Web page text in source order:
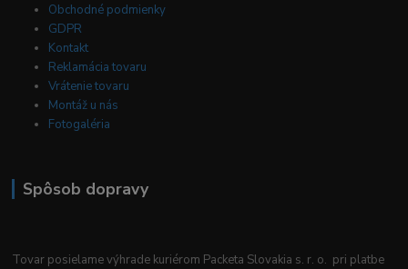
Obchodné podmienky
GDPR
Kontakt
Reklamácia tovaru
Vrátenie tovaru
Montáž u nás
Fotogaléria
Spôsob dopravy
Tovar posielame výhrade kuriérom Packeta Slovakia s. r. o. pri platbe